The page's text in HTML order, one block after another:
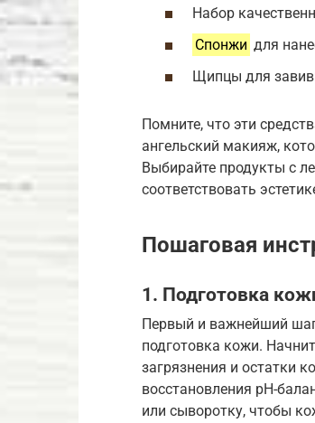
Набор
Спонжи для
Щипцы для
Помните, что эти
ангельский макияж,
Выбирайте продукты с
соответствовать
Пошаговая
1. Подготовка
Первый и важнейший
подготовка кожи.
загрязнения и остатки
восстановления pH-
или сыворотку, чтобы